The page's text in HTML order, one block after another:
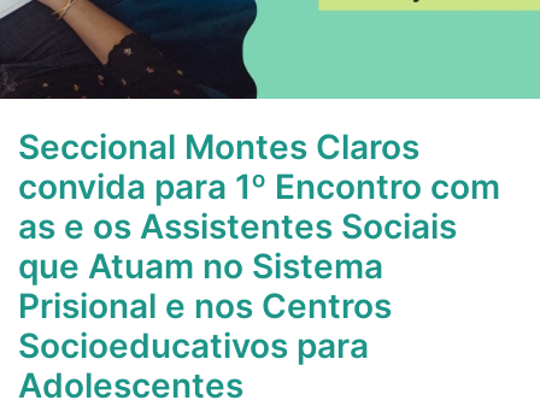
Seccional Montes Claros
convida para 1º Encontro com
as e os Assistentes Sociais
que Atuam no Sistema
Prisional e nos Centros
Socioeducativos para
Adolescentes